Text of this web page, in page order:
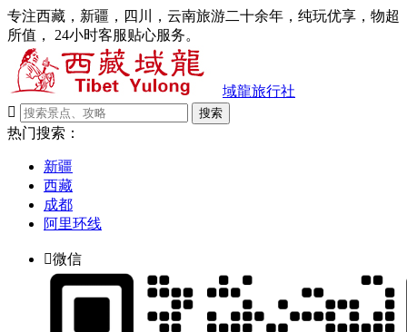
专注西藏，新疆，四川，云南旅游二十余年，纯玩优享，物超
所值， 24小时客服贴心服务。
域龍旅行社

搜索
热门搜索：
新疆
西藏
成都
阿里环线
微信